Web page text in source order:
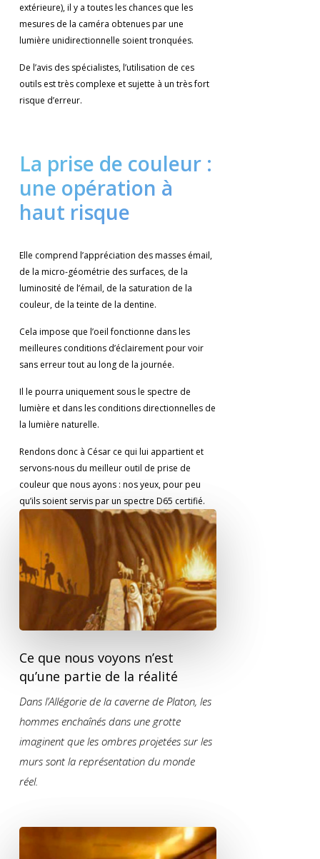
extérieure), il y a toutes les chances que les
mesures de la caméra obtenues par une
lumière unidirectionnelle soient tronquées.
De l’avis des spécialistes, l’utilisation de ces
outils est très complexe et sujette à un très fort
risque d’erreur.
La prise de couleur :
une opération à
haut risque
Elle comprend l’appréciation des masses émail,
de la micro-géométrie des surfaces, de la
luminosité de l’émail, de la saturation de la
couleur, de la teinte de la dentine.
Cela impose que l’oeil fonctionne dans les
meilleures conditions d’éclairement pour voir
sans erreur tout au long de la journée.
Il le pourra uniquement sous le spectre de
lumière et dans les conditions directionnelles de
la lumière naturelle.
Rendons donc à César ce qui lui appartient et
servons-nous du meilleur outil de prise de
couleur que nous ayons : nos yeux, pour peu
qu’ils soient servis par un spectre D65 certifié.
Ce que nous voyons n’est
qu’une partie de la réalité
Dans l’Allégorie de la caverne de Platon, les
hommes enchaînés dans une grotte
imaginent que les ombres projetées sur les
murs sont la représentation du monde
réel.